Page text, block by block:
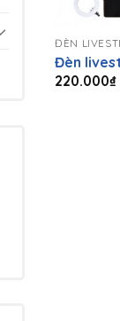
+
ĐÈN
Đèn
220.000₫